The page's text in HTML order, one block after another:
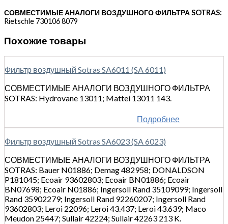
СОВМЕСТИМЫЕ АНАЛОГИ ВОЗДУШНОГО ФИЛЬТРА SOTRAS:
Rietschle 730106 8079
Похожие товары
Фильтр воздушный Sotras SA6011 (SA 6011)
СОВМЕСТИМЫЕ АНАЛОГИ ВОЗДУШНОГО ФИЛЬТРА
SOTRAS: Hydrovane 13011; Mattei 13011 143.
Подробнее
Фильтр воздушный Sotras SA6023 (SA 6023)
СОВМЕСТИМЫЕ АНАЛОГИ ВОЗДУШНОГО ФИЛЬТРА
SOTRAS: Bauer N01886; Demag 482958; DONALDSON
P181045; Ecoair 93602803; Ecoair BN01886; Ecoair
BN07698; Ecoair N01886; Ingersoll Rand 35109099; Ingersoll
Rand 35902279; Ingersoll Rand 92260207; Ingersoll Rand
93602803; Leroi 22096; Leroi 43.437; Leroi 43.639; Maco
Meudon 25447; Sullair 42224; Sullair 42263 213 K.